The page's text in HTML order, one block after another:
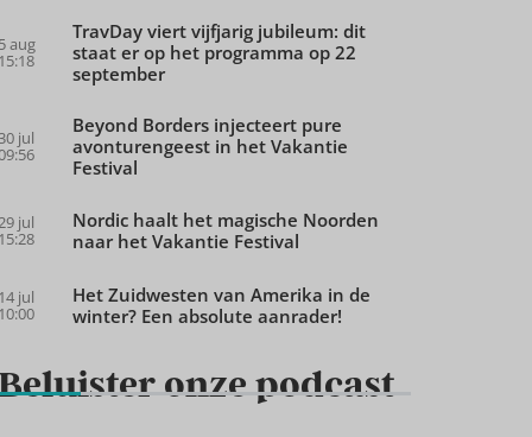
5 aug
15:18
TravDay viert vijfjarig jubileum: dit
staat er op het programma op 22
september
jul
Beyond Borders injecteert pure
avonturengeest in het Vakantie
Festival
jul
15:28
Nordic haalt het magische Noorden
naar het Vakantie Festival
14 jul
10:00
Het Zuidwesten van Amerika in de
winter? Een absolute aanrader!
onze podcast